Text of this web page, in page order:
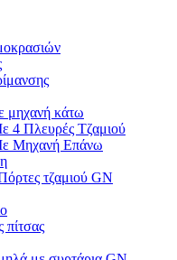
μηχανή κάτω
4 Πλευρές Τζαμιού
Μηχανή Επάνω
τζαμιού GN
πίτσας